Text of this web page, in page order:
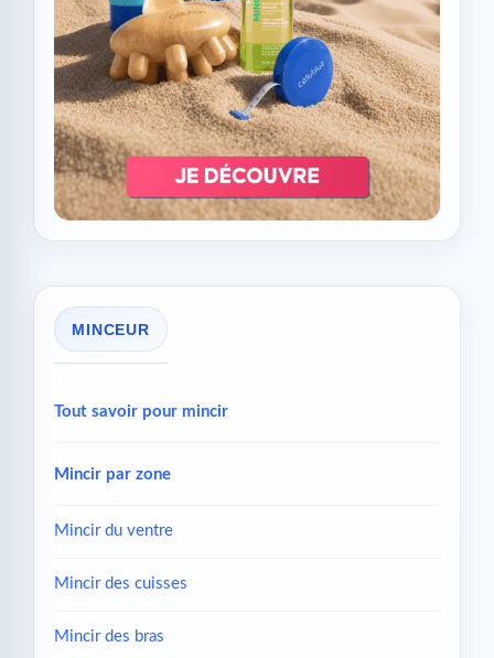
MINCEUR
Tout savoir pour mincir
Mincir par zone
Mincir du ventre
Mincir des cuisses
Mincir des bras